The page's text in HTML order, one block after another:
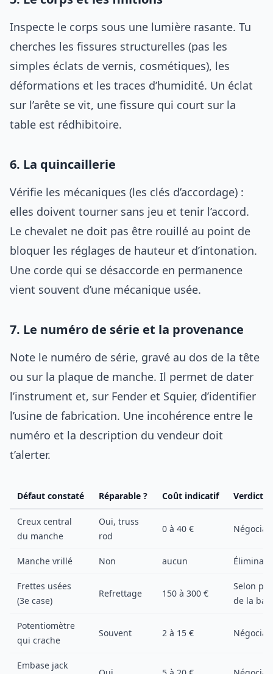
Inspecte le corps sous une lumière rasante. Tu
cherches les fissures structurelles (pas les
simples éclats de vernis, cosmétiques), les
déformations et les traces d’humidité. Un éclat
sur l’arête se vit, une fissure qui court sur la
table est rédhibitoire.
6. La quincaillerie
Vérifie les mécaniques (les clés d’accordage) :
elles doivent tourner sans jeu et tenir l’accord.
Le chevalet ne doit pas être rouillé au point de
bloquer les réglages de hauteur et d’intonation.
Une corde qui se désaccorde en permanence
vient souvent d’une mécanique usée.
7. Le numéro de série et la provenance
Note le numéro de série, gravé au dos de la tête
ou sur la plaque de manche. Il permet de dater
l’instrument et, sur Fender et Squier, d’identifier
l’usine de fabrication. Une incohérence entre le
numéro et la description du vendeur doit
t’alerter.
Défaut constaté Réparable ? Coût indicatif Verdict
Creux central
du manche
Oui, truss
rod
0 à 40 €
Manche vrillé Non aucun
Frettes usées
(3e case)
Refrettage 150 à 300 €
Selon
de la
Potentiomètre
qui crache
Souvent 2 à 15 €
Embase jack